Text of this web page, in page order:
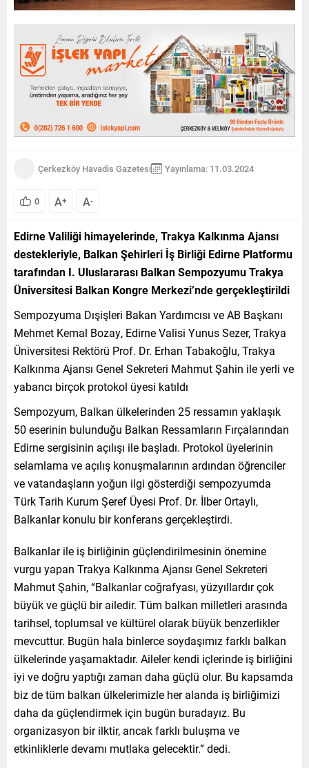
Çerkezköy Havadis Gazetesi Yayınlama: 11.03.2024
0 A+ A-
Edirne Valiliği himayelerinde, Trakya Kalkınma Ajansı
destekleriyle, Balkan Şehirleri İş Birliği Edirne Platformu
tarafından I. Uluslararası Balkan Sempozyumu Trakya
Üniversitesi Balkan Kongre Merkezi’nde gerçekleştirildi
Sempozyuma Dışişleri Bakan Yardımcısı ve AB Başkanı
Mehmet Kemal Bozay, Edirne Valisi Yunus Sezer, Trakya
Üniversitesi Rektörü Prof. Dr. Erhan Tabakoğlu, Trakya
Kalkınma Ajansı Genel Sekreteri Mahmut Şahin ile yerli ve
yabancı birçok protokol üyesi katıldı
Sempozyum, Balkan ülkelerinden 25 ressamın yaklaşık
50 eserinin bulunduğu Balkan Ressamların Fırçalarından
Edirne sergisinin açılışı ile başladı. Protokol üyelerinin
selamlama ve açılış konuşmalarının ardından öğrenciler
ve vatandaşların yoğun ilgi gösterdiği sempozyumda
Türk Tarih Kurum Şeref Üyesi Prof. Dr. İlber Ortaylı,
Balkanlar konulu bir konferans gerçekleştirdi.
Balkanlar ile iş birliğinin güçlendirilmesinin önemine
vurgu yapan Trakya Kalkınma Ajansı Genel Sekreteri
Mahmut Şahin, “Balkanlar coğrafyası, yüzyıllardır çok
büyük ve güçlü bir ailedir. Tüm balkan milletleri arasında
tarihsel, toplumsal ve kültürel olarak büyük benzerlikler
mevcuttur. Bugün hala binlerce soydaşımız farklı balkan
ülkelerinde yaşamaktadır. Aileler kendi içlerinde iş birliğini
iyi ve doğru yaptığı zaman daha güçlü olur. Bu kapsamda
biz de tüm balkan ülkelerimizle her alanda iş birliğimizi
daha da güçlendirmek için bugün buradayız. Bu
organizasyon bir ilktir, ancak farklı buluşma ve
etkinliklerle devamı mutlaka gelecektir.” dedi.